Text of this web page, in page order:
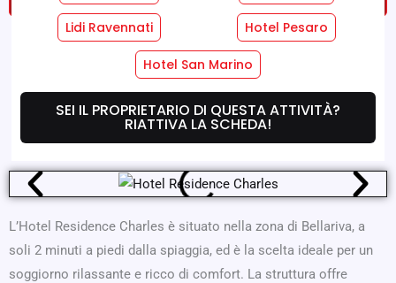
Lidi Ravennati Hotel Pesaro
Hotel San Marino
SEI IL PROPRIETARIO DI QUESTA ATTIVITÀ?
RIATTIVA LA SCHEDA!
Servizi Hotel Servizi Camere
Dove Siamo Offerte
L’Hotel Residence Charles è situato nella zona di Bellariva, a
soli 2 minuti a piedi dalla spiaggia, ed è la scelta ideale per un
soggiorno rilassante e ricco di comfort. La struttura offre